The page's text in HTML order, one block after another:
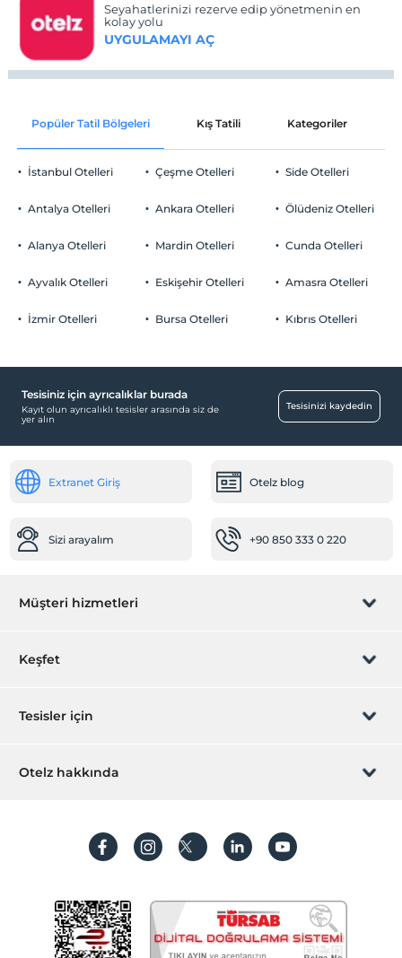
Seyahatlerinizi rezerve edip yönetmenin en
kolay yolu
UYGULAMAYI AÇ
Popüler Tatil Bölgeleri Kış Tatili Kategoriler
İstanbul Otelleri
Antalya Otelleri
Alanya Otelleri
Ayvalık Otelleri
İzmir Otelleri
Çeşme Otelleri
Ankara Otelleri
Mardin Otelleri
Eskişehir Otelleri
Bursa Otelleri
Side Otelleri
Ölüdeniz Otelleri
Cunda Otelleri
Amasra Otelleri
Kıbrıs Otelleri
Tesisiniz için ayrıcalıklar burada
Kayıt olun ayrıcalıklı tesisler arasında siz de
yer alın
Tesisinizi kaydedin
Extranet Giriş Otelz blog
Sizi arayalım +90 850 333 0 220
Müşteri hizmetleri
Rezervasyon yönet
Sıkça sorulan sorular
İşlem rehberi
Keşfet
Hediye Kart
Hesap oluştur
Tesisler için
Hemen tesisinizi ekleyin
Otelz hakkında
Koşullar ve şartlar